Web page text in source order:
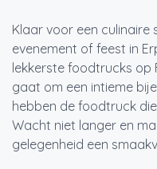
Klaar voor een culinaire
evenement of feest in
lekkerste foodtrucks op
gaat om een intieme
hebben de foodtruck
Wacht niet langer en
gelegenheid een